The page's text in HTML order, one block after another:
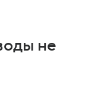
не